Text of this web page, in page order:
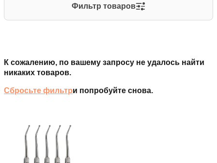
Фильтр товаров
К сожалению, по вашему запросу не удалось найти
никаких товаров.
Сбросьте фильтри попробуйте снова.